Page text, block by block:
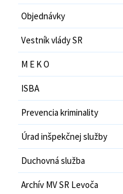
Objednávky
Vestník vlády SR
M E K O
ISBA
Prevencia kriminality
Úrad inšpekčnej služby
Duchovná služba
Archív MV SR Levoča